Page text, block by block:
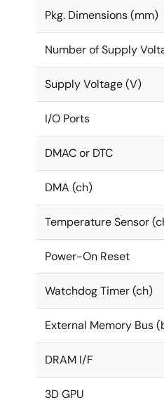
Pkg. Dimensions (mm)
Number of Supply
Supply Voltage (V)
I/O Ports
DMAC or DTC
DMA (ch)
Temperature Sensor
Power-On Reset
Watchdog Timer (ch)
External Memory Bus
DRAM I/F
3D GPU